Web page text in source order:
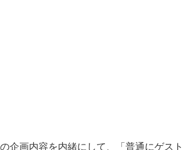
企画内容を内緒にして、「普通にゲスト